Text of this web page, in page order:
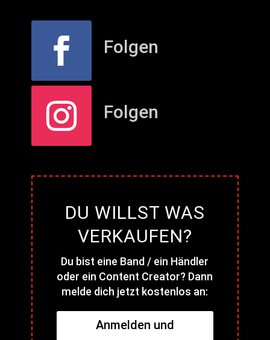
Folgen
Folgen
DU WILLST WAS
VERKAUFEN?
Du bist eine Band / ein Händler
oder ein Content Creator? Dann
melde dich jetzt kostenlos an:
Anmelden und